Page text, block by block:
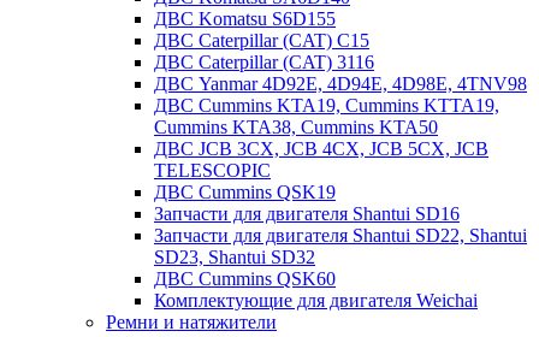
ДВС Komatsu S6D155
ДВС Caterpillar (CAT) C15
ДВС Caterpillar (CAT) 3116
ДВС Yanmar 4D92E, 4D94E, 4D98E, 4TNV98
ДВС Cummins KTA19, Cummins KTTA19,
Cummins KTA38, Cummins KTA50
ДВС JCB 3CX, JCB 4CX, JCB 5CX, JCB
TELESCOPIC
ДВС Cummins QSK19
Запчасти для двигателя Shantui SD16
Запчасти для двигателя Shantui SD22, Shantui
SD23, Shantui SD32
ДВС Cummins QSK60
Комплектующие для двигателя Weichai
Ремни и натяжители